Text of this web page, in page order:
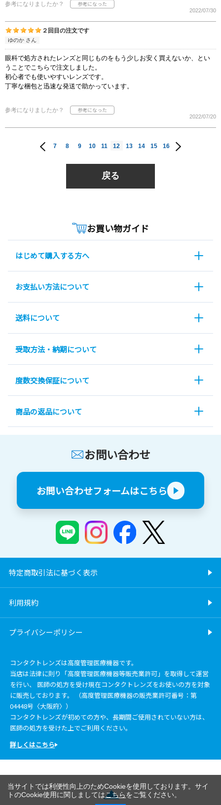
参考になりましたか？
2022/07/30
２回目の注文です
ゆのか さん
眼科で処方されたレンズと同じものをもう少しお安く買えないか、とい
うことでこちらで注文しました。
初心者でも使いやすいレンズです。
丁寧な梱包と迅速な発送で助かっています。
参考になりましたか？
2022/07/20
7 8 9 10 11 12 13 14 15 16
戻る
お買い物ガイド
はじめて購入する方へ
お支払い方法について
送料について
受取方法・納期について
度数交換保証について
商品の返品について
お問い合わせ
お問い合わせフォームはこちら
特定商取引法に基づく表示
利用規約
プライバシーポリシー
コンタクトレンズは高度管理医療機器です。
当店は法律に則り「高度管理医療機器等販売業許可」を取得して運営
を行い、 医師の処方を受け現在コンタクトレンズをお使いの方を対象
に販売しております。 （高度管理医療機器の販売業許可番号：第
04448号〈大阪府〉）
コンタクトレンズが初めての方や、長期間ご使用されていない方は、
医師の処方を受けた上でご利用ください。
詳しくはこちら
当サイトでは利便性向上のためCookieを使用しております。サイ
トのCookie使用に関しましてはこちらをご覧ください。